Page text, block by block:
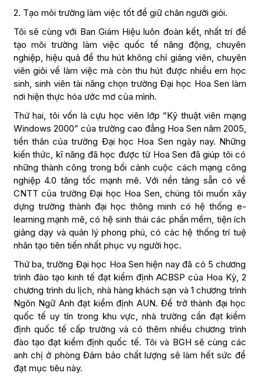
2. Tạo môi trường làm việc tốt để giữ chân người giỏi.
Tôi sẽ cùng với Ban Giám Hiệu luôn đoàn kết, nhất trí để
tạo môi trường làm việc quốc tế năng động, chuyên
nghiệp, hiệu quả để thu hút không chỉ giảng viên, chuyên
viên giỏi về làm việc mà còn thu hút được nhiều em học
sinh, sinh viên tài năng chọn trường Đại học Hoa Sen làm
nơi hiện thực hóa ước mơ của mình.
Thứ hai, tôi vốn là cựu học viên lớp “Kỹ thuật viên mạng
Windows 2000” của trường cao đẳng Hoa Sen năm 2005,
tiền thân của trường Đại học Hoa Sen ngày nay. Những
kiến thức, kĩ năng đã học được từ Hoa Sen đã giúp tôi có
những thành công trong bối cảnh cuộc cách mạng công
nghiệp 4.0 tăng tốc mạnh mẽ. Với nền tảng sẵn có về
CNTT của trường Đại học Hoa Sen, chúng tôi muốn xây
dựng trường thành đại học thông minh có hệ thống e-
learning mạnh mẽ, có hệ sinh thái các phần mềm, tiện ích
giảng dạy và quản lý phong phú, có các hệ thống trí tuệ
nhân tạo tiên tiến nhất phục vụ người học.
Thứ ba, trường Đại học Hoa Sen hiện nay đã có 5 chương
trình đào tạo kinh tế đạt kiểm định ACBSP của Hoa Kỳ, 2
chương trình du lịch, nhà hàng khách sạn và 1 chương trình
Ngôn Ngữ Anh đạt kiểm định AUN. Để trở thành đại học
quốc tế uy tín trong khu vực, nhà trường cần đạt kiểm
định quốc tế cấp trường và có thêm nhiều chương trình
đào tạo đạt kiểm định quốc tế. Tôi và BGH sẽ cùng các
anh chị ở phòng Đảm bảo chất lượng sẽ làm hết sức để
đạt mục tiêu này.